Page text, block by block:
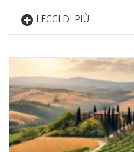
LEGGI DI PIÙ